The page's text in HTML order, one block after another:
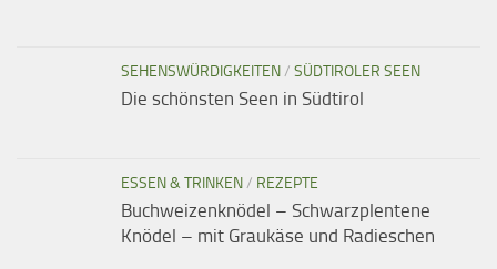
SEHENSWÜRDIGKEITEN/ SÜDTIROLER SEEN
Die schönsten Seen in Südtirol
ESSEN & TRINKEN/ REZEPTE
Buchweizenknödel – Schwarzplentene
Knödel – mit Graukäse und Radieschen